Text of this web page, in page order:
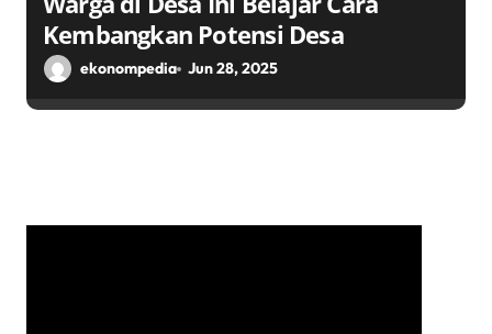
Kembangkan Potensi Desa
ekonompedia Jun 28, 2025